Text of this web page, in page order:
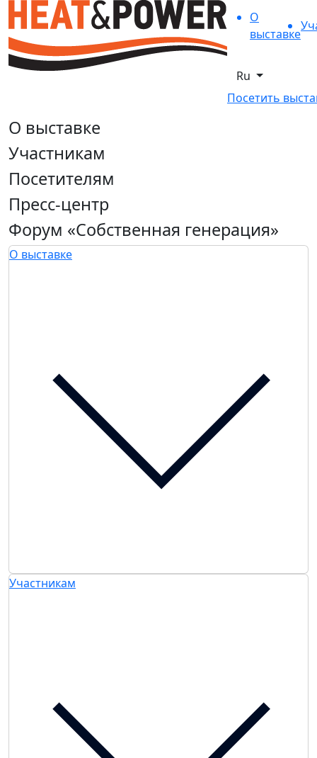
О
выставке
Ru
Посетить
О выставке
Участникам
Посетителям
Пресс-центр
Форум «Собственная генерация»
О выставке
Участникам